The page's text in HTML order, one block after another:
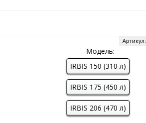
Артикул:
Модель:
IRBIS 150 (310 л)
IRBIS 175 (450 л)
IRBIS 206 (470 л)